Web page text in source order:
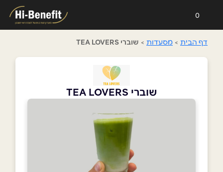
0
דף הבית > מסעדות > שוברי TEA LOVERS
שוברי TEA LOVERS